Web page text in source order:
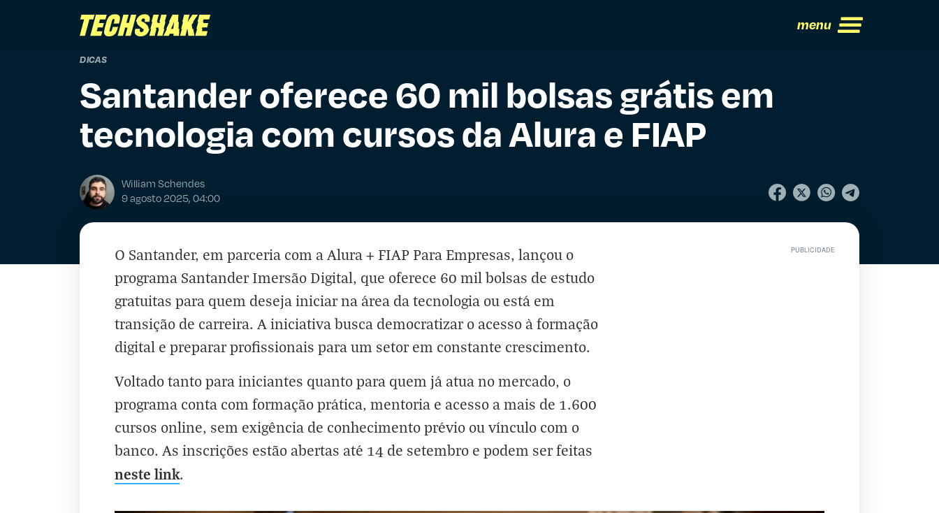
menu
DICAS
Santander oferece 60 mil bolsas grátis em
tecnologia com cursos da Alura e FIAP
William Schendes
9 agosto 2025, 04:00
O Santander, em parceria com a Alura + FIAP Para Empresas, lançou o
programa Santander Imersão Digital, que oferece 60 mil bolsas de estudo
gratuitas para quem deseja iniciar na área da tecnologia ou está em
transição de carreira. A iniciativa busca democratizar o acesso à formação
digital e preparar profissionais para um setor em constante crescimento.
Voltado tanto para iniciantes quanto para quem já atua no mercado, o
programa conta com formação prática, mentoria e acesso a mais de 1.600
cursos online, sem exigência de conhecimento prévio ou vínculo com o
banco. As inscrições estão abertas até 14 de setembro e podem ser feitas
neste link.